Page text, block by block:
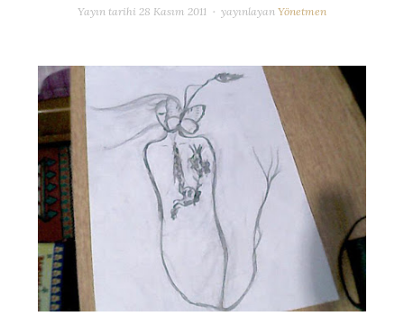
Yayın tarihi 28 Kasım 2011 yayınlayanYönetmen